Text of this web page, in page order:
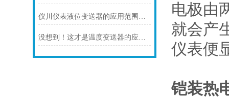
仪川仪表液位变送器的应用范围涵盖了多个行业和领域
没想到！这才是温度变送器的应用特点！
电极由
就会产
仪表便
铠装热